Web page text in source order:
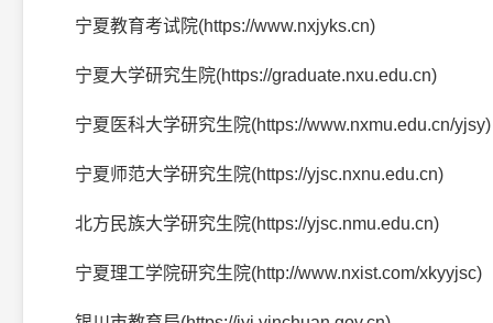
宁夏教育考试院(https://www.nxjyks.cn)
宁夏大学研究生院(https://graduate.nxu.edu.cn)
宁夏医科大学研究生院(https://www.nxmu.edu.cn/yjsy)
宁夏师范大学研究生院(https://yjsc.nxnu.edu.cn)
北方民族大学研究生院(https://yjsc.nmu.edu.cn)
宁夏理工学院研究生院(http://www.nxist.com/xkyyjsc)